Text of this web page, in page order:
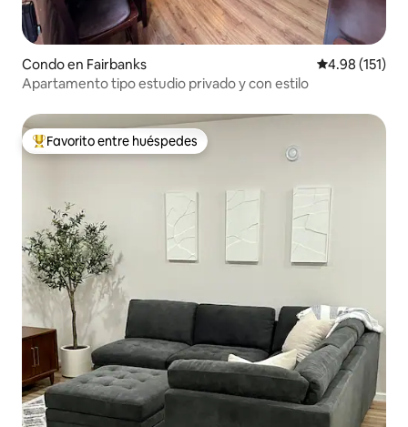
Condo en Fairbanks Calificación
4.98 (151)
Apartamento tipo estudio privado y con estilo
Favorito entre huéspedes preferido
Favorito entre huéspedes